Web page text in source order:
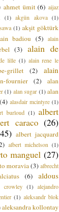
ahmet ümit (6) aijaz
(1) akgün akova (1)
(1) akşit göktürk
badiou (5) alain
(3)
alain de
lille (1) alain rene le
grillet (2)
alain
fournier (2)
alan
(1) alan sugar (1) alan
(4) alasdair mcintyre (1)
burloud (1) albert
caraco (26)
albert jacquard
albert michelson (1)
manguel (27)
moravia (3) albrecht
(6)
aldous
crowley (1) alejandro
(1) aleksandr blok
aleksandra kollontay